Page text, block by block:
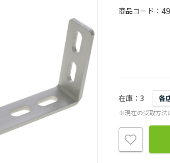
商品コード
在庫 3 各
※現在の受取方法